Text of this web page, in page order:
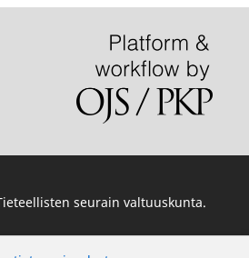
seurain valtuuskunta.